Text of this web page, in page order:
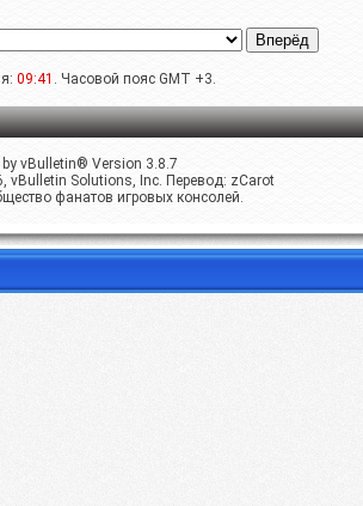
09:41 . Часовой пояс GMT +3.
by vBulletin® Version 3.8.7
vBulletin Solutions, Inc. Перевод: zCarot
фанатов игровых консолей.